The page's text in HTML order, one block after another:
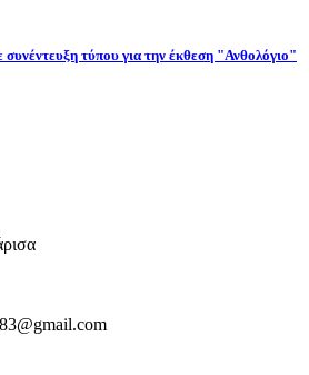
τύπου για την έκθεση "Ανθολόγιο"